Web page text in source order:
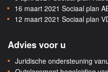
16 maart 2021 Sociaal plan
12 maart 2021 Sociaal plan
Advies voor u
Juridische ondersteuning